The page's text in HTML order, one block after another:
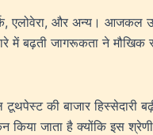
एलोवेरा, और अन्य। आजकल
बढ़ती जागरूकता ने मौखिक
की बाजार हिस्सेदारी
जाता है क्योंकि इस